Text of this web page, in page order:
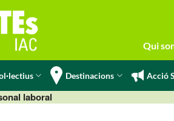
Qui
Destinacions Acció
laboral